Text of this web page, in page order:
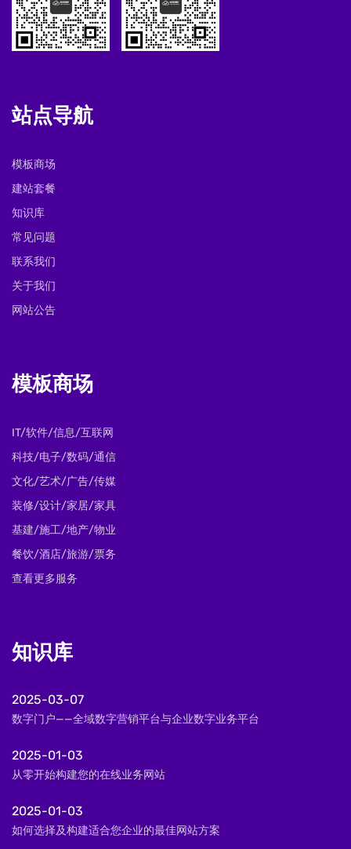
站点导航
模板商场
建站套餐
知识库
常见问题
联系我们
关于我们
网站公告
模板商场
IT/软件/信息/互联网
科技/电子/数码/通信
文化/艺术/广告/传媒
装修/设计/家居/家具
基建/施工/地产/物业
餐饮/酒店/旅游/票务
查看更多服务
知识库
2025-03-07
数字门户——全域数字营销平台与企业数字业务平台
2025-01-03
从零开始构建您的在线业务网站
2025-01-03
如何选择及构建适合您企业的最佳网站方案